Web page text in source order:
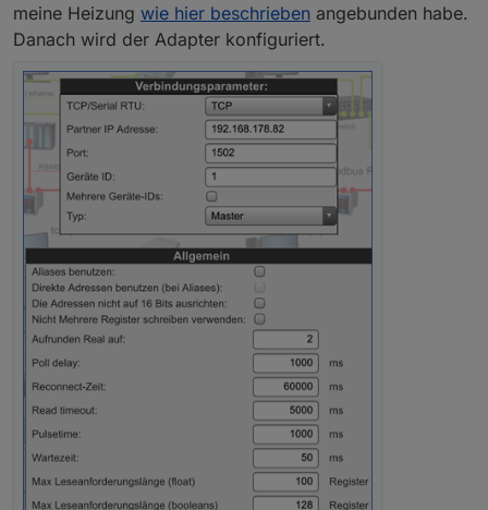
meine Heizung wie hier beschrieben angebunden habe.
Danach wird der Adapter konfiguriert.